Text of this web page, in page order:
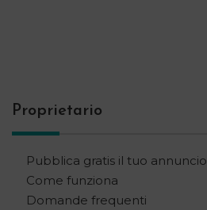
Proprietario
Pubblica gratis il tuo annuncio
Come funziona
Domande frequenti